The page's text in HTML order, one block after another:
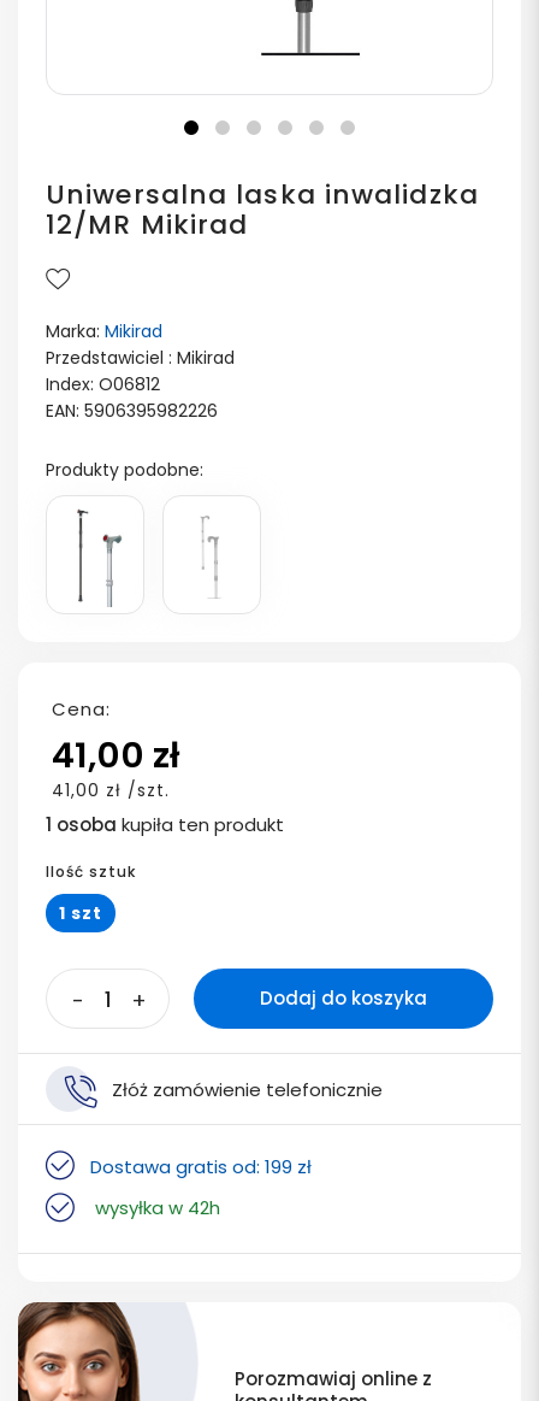
Uniwersalna laska inwalidzka
12/MR Mikirad
Marka: Mikirad
Przedstawiciel : Mikirad
Index: O06812
EAN: 5906395982226
Produkty podobne:
Cena:
41,00 zł
41,00 zł /szt.
1 osoba kupiła ten produkt
Ilość sztuk
1 szt
- + Dodaj do koszyka
Złóż zamówienie telefonicznie
Dostawa gratis od: 199 zł
wysyłka w 42h
Porozmawiaj online z